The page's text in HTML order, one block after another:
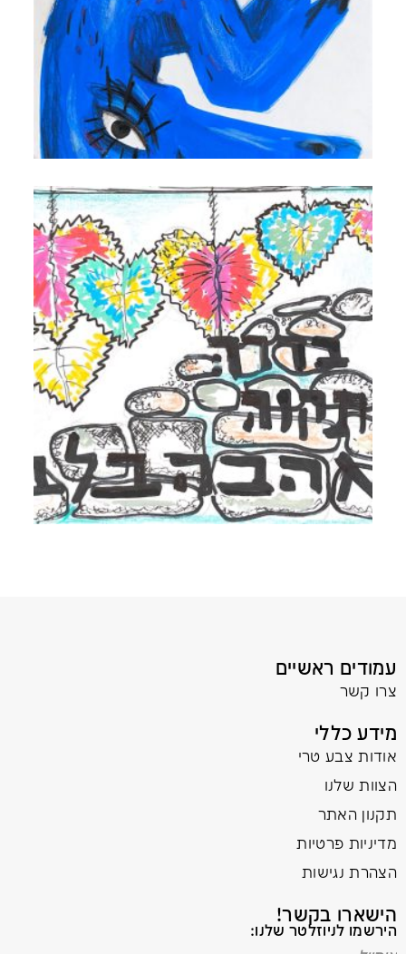
עמודים ראשיים
צרו קשר
מידע כללי
אודות צבע טרי
הצוות שלנו
תקנון האתר
מדיניות פרטיות
הצהרת נגישות
הישארו בקשר!
הירשמו לניוזלטר שלנו: